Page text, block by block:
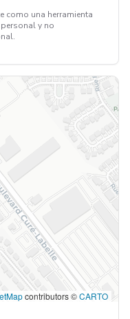
como una herramienta
y no
contributors ©CARTO